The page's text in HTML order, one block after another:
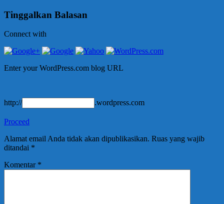
Tinggalkan Balasan
Connect with
Enter your WordPress.com blog URL
http:// .wordpress.com
Proceed
Alamat email Anda tidak akan dipublikasikan. Ruas yang wajib
ditandai *
Komentar *